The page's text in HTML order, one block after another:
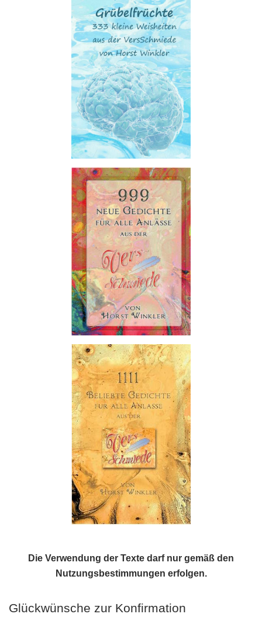
Die Verwendung der Texte darf nur gemäß den
Nutzungsbestimmungen erfolgen.
Glückwünsche zur Konfirmation